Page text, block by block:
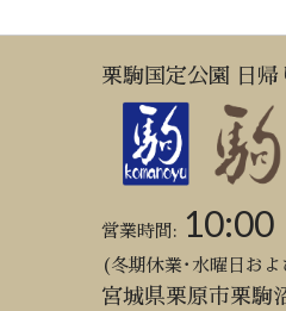
栗駒国定公園 日帰
営業時間: 10:00
(冬期休業･水曜日お
宮城県栗原市栗駒